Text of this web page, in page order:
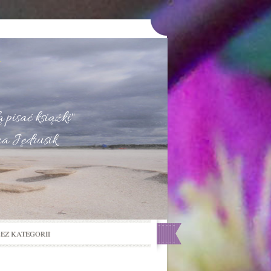
pisać książki"
Jędrusik
KATEGORII